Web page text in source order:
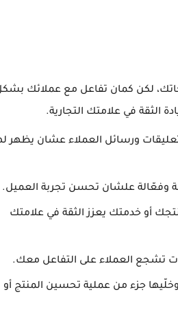
لكن كمان تفاعل مع عملائك
الثقة في علامتك التجارية.
ورسائل العملاء عشان يظهر
وفعّالة علشان تحسن تجربة العميل.
أو خدمتك يعزز الثقة في علامتك
تشجع العملاء على التفاعل معك.
جزء من عملية تحسين المنتج أو